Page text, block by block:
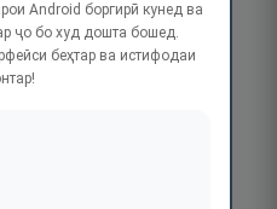
Android боргирӣ кунед ва
ҷо бо худ дошта бошед.
беҳтар ва истифодаи